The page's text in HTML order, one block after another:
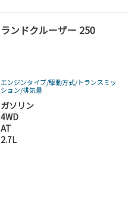
ランドクルーザー 250
エンジンタイプ/駆動方式/トランスミッ
ション/排気量
ガソリン
4WD
AT
2.7L